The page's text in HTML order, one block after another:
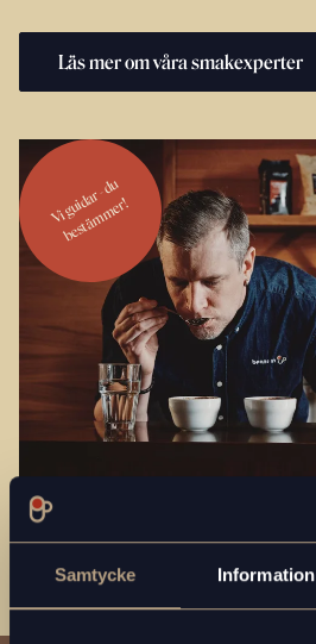
Samtycke Information
Vi
g
ui
d
ar -
d
u
b
e
st
ä
m
m
er!
Läs mer om våra smakexperter